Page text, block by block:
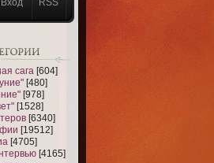
Вход RSS
сага [604]
[480]
[978]
[1528]
[6340]
[19512]
[4705]
[4165]